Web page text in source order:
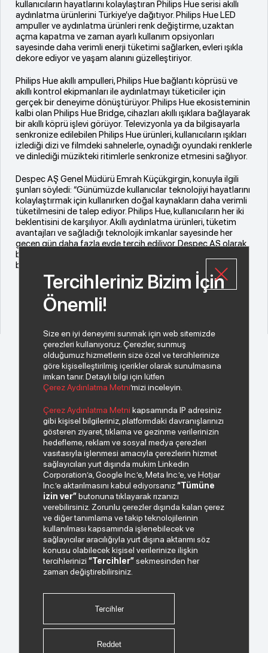
kullanıcıların hayatlarını kolaylaştıran Philips Hue serisi akıllı
aydınlatma ürünlerini Türkiye’ye dağıtıyor. Philips Hue LED
ampuller ve aydınlatma ürünleri renk değiştirme, uzaktan
açma kapatma ve zaman ayarlı kullanım opsiyonları
sayesinde daha verimli enerji tüketimi sağlarken, evleri ışıkla
dekore ediyor ve yaşam alanını güzelleştiriyor.
Philips Hue akıllı ampulleri, Philips Hue bağlantı köprüsü ve
akıllı kontrol ekipmanları ile aydınlatmayı tüketiciler için
gerçek bir deneyime dönüştürüyor. Philips Hue ekosisteminin
kalbi olan Philips Hue Bridge, cihazları akıllı ışıklara bağlayarak
bir akıllı köprü işlevi görüyor. Televizyonla ya da bilgisayarla
senkronize edilebilen Philips Hue ürünleri, kullanıcıların ışıkları
izlediği dizi ve filmdeki sahnelerle, oynadığı oyundaki renklerle
ve dinlediği müzikteki ritimlerle senkronize etmesini sağlıyor.
Despec AŞ Genel Müdürü Emrah Küçükgirgin, konuyla ilgili
şunları söyledi: “Günümüzde kullanıcılar teknolojiyi hayatlarını
kolaylaştırmak için kullanırken doğal kaynakların daha verimli
tüketilmesini de talep ediyor. Philips Hue, kullanıcıların her iki
beklentisini de karşılıyor. Akıllı aydınlatma ürünleri, tüketim
avantajları ve sağladığı teknolojik imkanlar sayesinde her
geçen gün daha fazla evde tercih ediliyor. Despec AŞ olarak
biz de böyle faydalı bir teknolojiyi ülkemizdeki kullanıcılarla
buluşturmanın mutluluğunu yaşıyoruz.”
Bizden haberiniz olsun.
Paylaştığım kişisel verilerimin işlenmesi hususunda
“Kişisel Verilerin Korunması Politikası”okudum ve
anladım.
"Ticari Elektronik İleti Onay Metni"
Bizi Takip Edin.
Tercihleriniz Bizim İçin
Önemli!
Size en iyi deneyimi sunmak için web sitemizde
çerezleri kullanıyoruz. Çerezler, sunmuş
olduğumuz hizmetlerin size özel ve tercihlerinize
göre kişiselleştirilmiş içerikler olarak sunulmasına
imkan tanır. Detaylı bilgi için lütfen
Çerez Aydınlatma Metni’mizi inceleyin.
Çerez Aydınlatma Metni kapsamında IP adresiniz
gibi kişisel bilgileriniz, platformdaki davranışlarınızı
gösteren ziyaret, tıklama ve gezinme verilerinizin
hedefleme, reklam ve sosyal medya çerezleri
vasıtasıyla işlenmesi amacıyla çerezlerin hizmet
sağlayıcıları yurt dışında mukim Linkedin
Corporation’a, Google Inc.’e, Meta Inc.’e, ve Hotjar
Inc.’e aktarılmasını kabul ediyorsanız“Tümüne
izin ver”butonuna tıklayarak rızanızı
verebilirsiniz. Zorunlu çerezler dışında kalan çerez
ve diğer tanımlama ve takip teknolojilerinin
kullanılması kapsamında işlenebilecek ve
sağlayıcılar aracılığıyla yurt dışına aktarımı söz
konusu olabilecek kişisel verilerinize ilişkin
tercihlerinizi“Tercihler”sekmesinden her
zaman değiştirebilirsiniz.
Tercihler
Reddet